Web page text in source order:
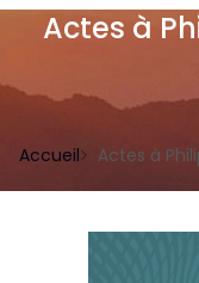
Actes à
Accueil Actes à